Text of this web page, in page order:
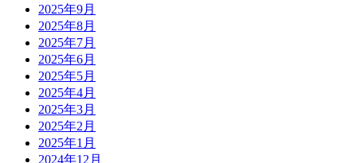
2025年9月
2025年8月
2025年7月
2025年6月
2025年5月
2025年4月
2025年3月
2025年2月
2025年1月
2024年12月